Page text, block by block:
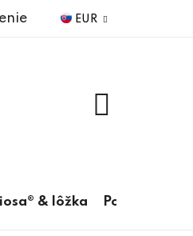
EUR
& lôžka Pomôcky